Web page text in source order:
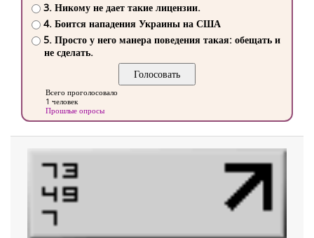
3. Никому не дает такие лицензии.
4. Боится нападения Украины на США
5. Просто у него манера поведения такая: обещать и
не сделать.
Всего проголосовало
1 человек
Прошлые опросы